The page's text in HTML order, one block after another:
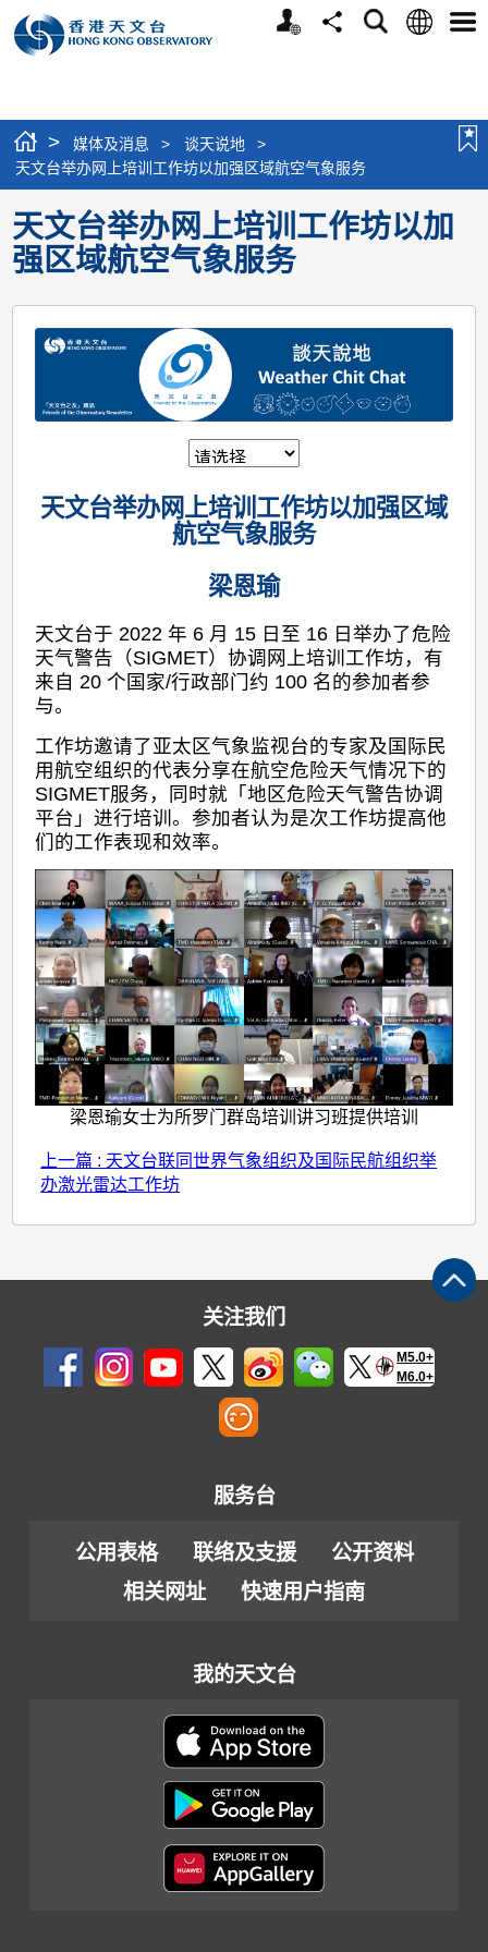
个
分
搜
语
选
> 媒体及消息 > 谈天说地
>
天文台举办网上培训工作坊以加强区域航空气象服务
天文台举办网上培训工作坊以加
强区域航空气象服务
天文台举办网上培训工作坊以加强区域
航空气象服务
梁恩瑜
天文台于 2022 年 6 月 15 日至 16 日举办了危险
天气警告（SIGMET）协调网上培训工作坊，有
来自 20 个国家/行政部门约 100 名的参加者参
与。
工作坊邀请了亚太区气象监视台的专家及国际民
用航空组织的代表分享在航空危险天气情况下的
SIGMET服务，同时就「地区危险天气警告协调
平台」进行培训。参加者认为是次工作坊提高他
们的工作表现和效率。
梁恩瑜女士为所罗门群岛培训讲习班提供培训
上一篇 : 天文台联同世界气象组织及国际民航组织举
办激光雷达工作坊
关注我们
M5.0+
M6.0+
服务台
公用表格 联络及支援
公开资料
相关网址
快速用户指南
我的天文台